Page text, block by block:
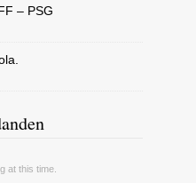
– PSG
at this time.